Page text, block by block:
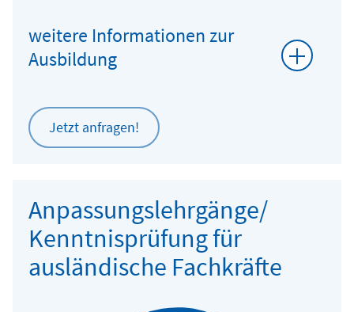
weitere Informationen zur
Ausbildung
Jetzt anfragen!
Anpassungslehrgänge/
Kenntnisprüfung für
ausländische Fachkräfte